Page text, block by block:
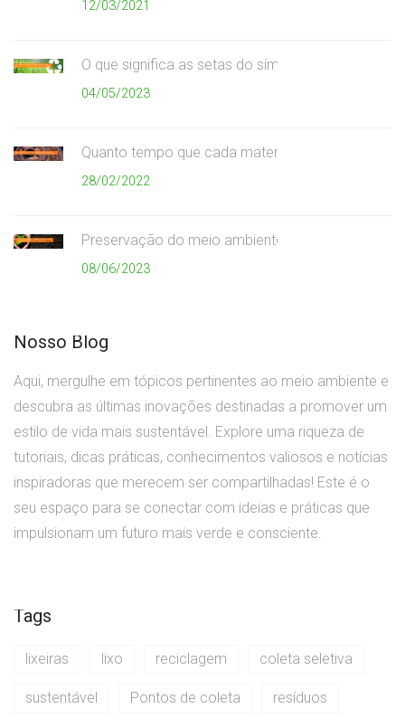
12/03/2021
O que significa as setas do símbolo da reciclagem
04/05/2023
Quanto tempo que cada material demora para se
28/02/2022
Preservação do meio ambiente
08/06/2023
Nosso Blog
Aqui, mergulhe em tópicos pertinentes ao meio ambiente e
descubra as últimas inovações destinadas a promover um
estilo de vida mais sustentável. Explore uma riqueza de
tutoriais, dicas práticas, conhecimentos valiosos e notícias
inspiradoras que merecem ser compartilhadas! Este é o
seu espaço para se conectar com ideias e práticas que
impulsionam um futuro mais verde e consciente.
Tags
lixeiras lixo reciclagem coleta seletiva
sustentável Pontos de coleta resíduos